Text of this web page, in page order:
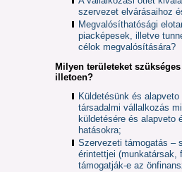
szervezet elvárásaihoz
Megvalósíthatósági
piacképesek, illetve
célok megvalósítására?
Milyen területeket
illetoen?
Küldetésünk és
társadalmi vállalkozás
küldetésére és alapveto
hatásokra;
Szervezeti támogatás –
érintettjei (munkatársak,
támogatják-e az